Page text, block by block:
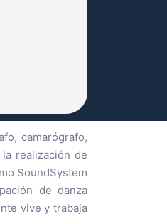
camarógrafo,
realización de
SoundSystem
de danza
vive y trabaja